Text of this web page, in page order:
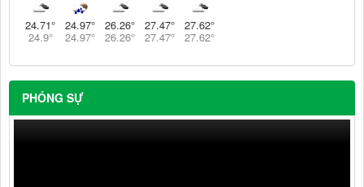
24.71°
24.9°
24.97°
24.97°
26.26°
26.26°
27.47°
27.47°
27.62°
27.62°
PHÓNG SỰ